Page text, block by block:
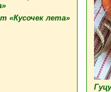
«Кусочек лета»